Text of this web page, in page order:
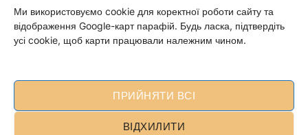
Ми використовуємо cookie для коректної роботи сайту та
відображення Google-карт парафій. Будь ласка, підтвердіть
усі cookie, щоб карти працювали належним чином.
ПРИЙНЯТИ ВСІ
ВІДХИЛИТИ
академія
Заявка на навчання
"Анафора"
Cookie policy
Info@ukrainian-
church.de
Datenschutzerklärun
g